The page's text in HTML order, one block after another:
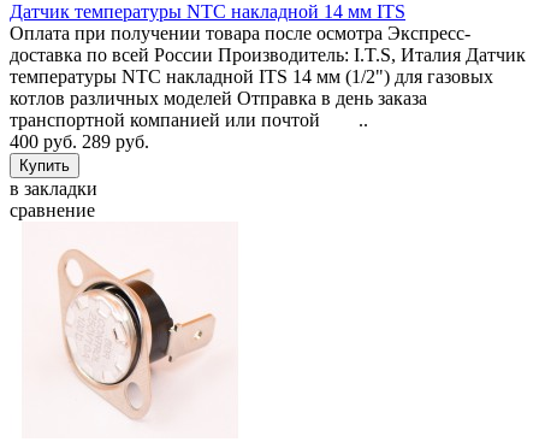
Датчик температуры NTC накладной 14 мм ITS
Оплата при получении товара после осмотра Экспресс-
доставка по всей России Производитель: I.T.S, Италия Датчик
температуры NTC накладной ITS 14 мм (1/2") для газовых
котлов различных моделей Отправка в день заказа
транспортной компанией или почтой ..
400 руб. 289 руб.
в закладки
сравнение